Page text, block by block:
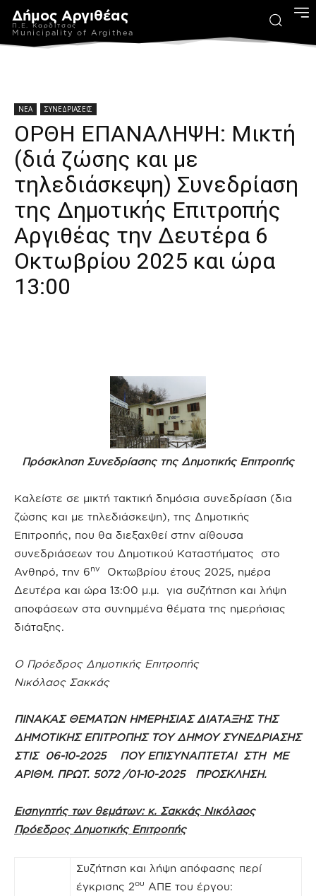
Δήμος Αργιθέας
Π.Ε. Καρδίτσας
Municipality of Argithea
ΝΕΑ ΣΥΝΕΔΡΙΑΣΕΙΣ
ΟΡΘΗ ΕΠΑΝΑΛΗΨΗ: Μικτή
(διά ζώσης και με
τηλεδιάσκεψη) Συνεδρίαση
της Δημοτικής Επιτροπής
Αργιθέας την Δευτέρα 6
Οκτωβρίου 2025 και ώρα
13:00
Πρόσκληση Συνεδρίασης της Δημοτικής Επιτροπής
Καλείστε σε μικτή τακτική δημόσια συνεδρίαση (δια
ζώσης και με τηλεδιάσκεψη), της Δημοτικής
Επιτροπής, που θα διεξαχθεί στην αίθουσα
συνεδριάσεων του Δημοτικού Καταστήματος στο
Ανθηρό, την 6ην
Οκτωβρίου έτους 2025, ημέρα
Δευτέρα και ώρα 13:00 μ.μ. για συζήτηση και λήψη
αποφάσεων στα συνημμένα θέματα της ημερήσιας
διάταξης.
Ο Πρόεδρος Δημοτικής Επιτροπής
Νικόλαος Σακκάς
ΠΙΝΑΚΑΣ ΘΕΜΑΤΩΝ ΗΜΕΡΗΣΙΑΣ ΔΙΑΤΑΞΗΣ ΤΗΣ
ΔΗΜΟΤΙΚΗΣ ΕΠΙΤΡΟΠΗΣ ΤΟΥ ΔΗΜΟΥ ΣΥΝΕΔΡΙΑΣΗΣ
ΣΤΙΣ 06-10-2025 ΠΟΥ ΕΠΙΣΥΝΑΠΤΕΤΑΙ ΣΤΗ ΜΕ
ΑΡΙΘΜ. ΠΡΩΤ. 5072 /01-10-2025 ΠΡΟΣΚΛΗΣΗ.
Εισηγητής των θεμάτων: κ. Σακκάς Νικόλαος
Πρόεδρος Δημοτικής Επιτροπής
Συζήτηση και λήψη απόφασης περί
έγκρισης 2ου ΑΠΕ του έργου: